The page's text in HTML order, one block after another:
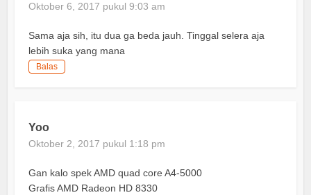
Oktober 6, 2017 pukul 9:03 am
Sama aja sih, itu dua ga beda jauh. Tinggal selera aja
lebih suka yang mana
Balas
Yoo
Oktober 2, 2017 pukul 1:18 pm
Gan kalo spek AMD quad core A4-5000
Grafis AMD Radeon HD 8330